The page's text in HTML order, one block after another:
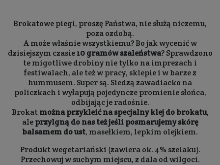
Brokatowe piegi, proszę Państwa, nie służą niczemu,
poza ozdobą.
A może właśnie wszystkiemu? Bo jak wycenić w
dzisiejszym czasie10 gramów szaleństwa? Sprawdzono
te migotliwe drobiny nie tylko na imprezach i
festiwalach, ale też w pracy, sklepie i w barze z
hummusem. Super są. Siedzą zawadiacko na
policzkach i wyłapują pojedyncze promienie słońca,
odbijając je radośnie.
Brokatmożna przykleić na specjalny klej do brokatu,
aleprzylgną do nas też jeśli posmarujemy skórę
balsamem do ust, masełkiem, lepkim olejkiem.
Produkt wegetariański (zawiera ok. 4% szelaku).
Przechowuj w suchym miejscu, z dala od wilgoci.